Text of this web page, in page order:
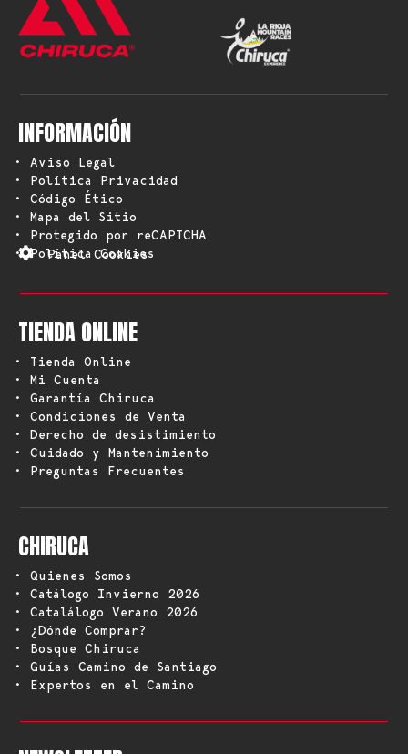
INFORMACIÓN
• Aviso Legal
• Política Privacidad
• Código Ético
• Mapa del Sitio
• Protegido por reCAPTCHA
• Política Cookies
Panel Cookies
TIENDA ONLINE
• Tienda Online
• Mi Cuenta
• Garantía Chiruca
• Condiciones de Venta
• Derecho de desistimiento
• Cuidado y Mantenimiento
• Preguntas Frecuentes
CHIRUCA
• Quienes Somos
• Catálogo Invierno 2026
• Catalálogo Verano 2026
• ¿Dónde Comprar?
• Bosque Chiruca
• Guías Camino de Santiago
• Expertos en el Camino